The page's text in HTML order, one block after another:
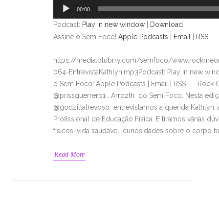
áudio
00:00
Podcast: Play in new window
Download
Assine o Sem Foco! Apple Podcasts Email RSS
https://media.blubrry.com/semfoco/
064-EntrevistaKathlyn.mp3Podcast: Play in new
o Sem Foco! Apple Podcasts | Email | RSS Rock
@prissguerrero1 , Arrozth do Sem Foco. Nesta
@godzillatrevoso entrevistamos a querida Kathlyn,
Profissional de Educação Física. E tiramos várias
físicos, vida saudável, curiosidades sobre o corpo
Read More